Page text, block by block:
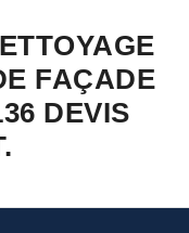
FAÇADE
DEVIS